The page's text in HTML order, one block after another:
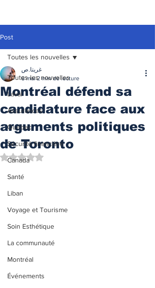
Post
Toutes les nouvelles
Laval
Assurances
Québec
Sécurité financière
Canada
Santé
Liban
Voyage et Tourisme
Soin Esthétique
La communauté
Montréal
Événements
Toutes les nouvelles
Montréal défend sa
candidature face aux
arguments politiques
de Toronto
غريتا.ص
8 mai 2 min de lecture
Noté NaN étoiles sur 5.